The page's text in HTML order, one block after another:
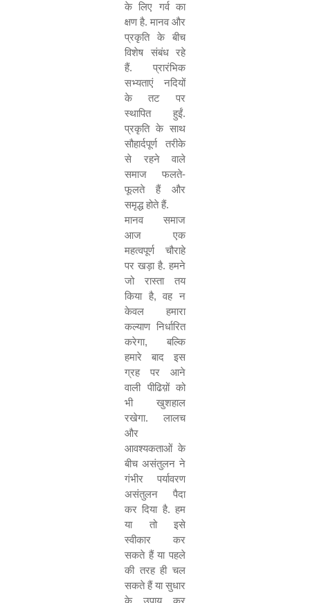
के लिए गर्व का
क्षण है. मानव और
प्रकृति के बीच
विशेष संबंध रहे
हैं. प्रारंभिक
सभ्यताएं नदियों
के तट पर
स्थापित हुईं.
प्रकृति के साथ
सौहार्दपूर्ण तरीके
से रहने वाले
समाज फलते-
फूलते हैं और
समृद्ध होते हैं.
मानव समाज
आज एक
महत्वपूर्ण चौराहे
पर खड़ा है. हमने
जो रास्ता तय
किया है,वह न
केवल हमारा
कल्याण निर्धारित
करेगा, बल्कि
हमारे बाद इस
ग्रह पर आने
वाली पीढिय़ों को
भी खुशहाल
रखेगा. लालच
और
आवश्यकताओं के
बीच असंतुलन ने
गंभीर पर्यावरण
असंतुलन पैदा
कर दिया है. हम
या तो इसे
स्वीकार कर
सकते हैं या पहले
की तरह ही चल
सकते हैं या सुधार
के उपाय कर